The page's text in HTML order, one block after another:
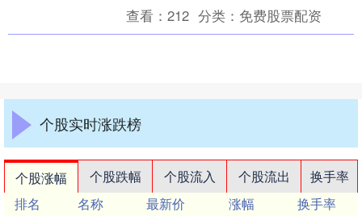
转债信用级别为“AA-”，....
查看： 212 分类： 免费股票配资
个股实时涨跌榜
个股涨幅 个股跌幅 个股流入 个股流出
换手率
排名
名称 最新价 涨幅
换手率